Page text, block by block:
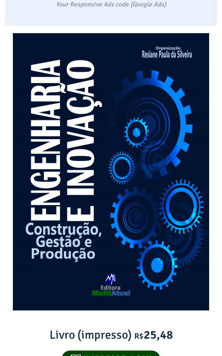
Your Responsive Ads code (Google Ads)
Livro (impresso) R$25,48